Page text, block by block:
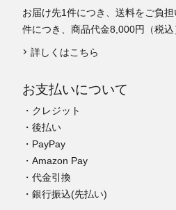
お届け先1件につき、送料をご負
件につき、商品代金8,000円（税込
詳しくはこちら
お支払いについて
・クレジット
・後払い
・PayPay
・Amazon Pay
・代金引換
・銀行振込(先払い)